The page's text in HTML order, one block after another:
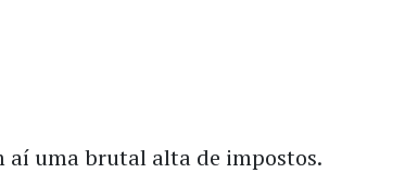
aí uma brutal alta de impostos.